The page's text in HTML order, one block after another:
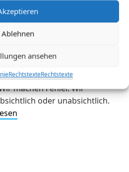
Ablehnen
ansehen
RechtstexteRechtstexte
ist als Teil des
Ausstellung „Wir scheuen
und greift Ideen zur
Paul Lederach auf Glocken
Eingangslied: KAA
Sehnen Der Mensch vor Gott
machen Fehler. Wir
oder unabsichtlich.